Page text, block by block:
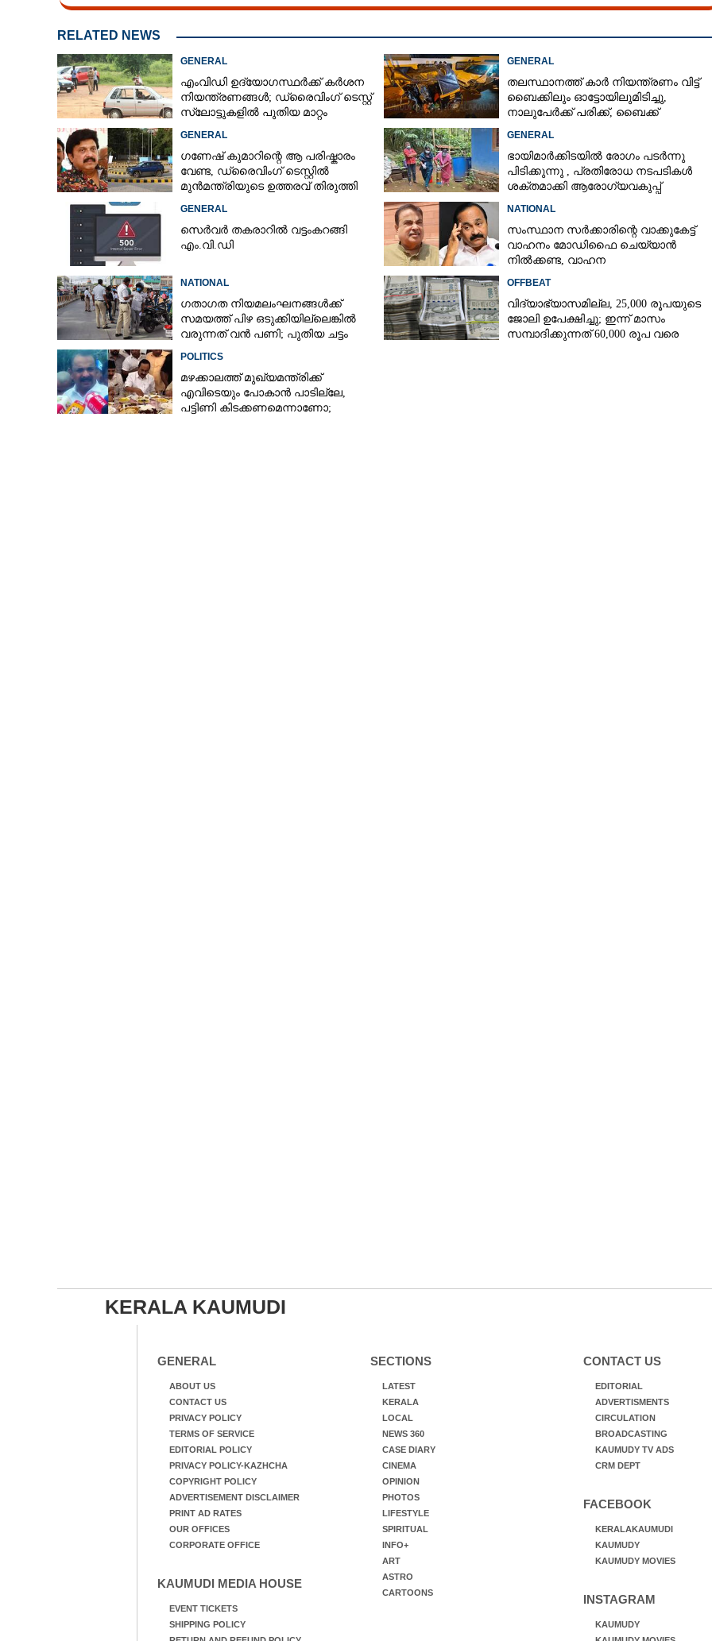
RELATED NEWS
GENERAL
എംവിഡി ഉദ്യോഗസ്ഥർക്ക് കർശന
നിയന്ത്രണങ്ങൾ; ഡ്രൈവിംഗ് ടെസ്റ്റ്
സ്ലോട്ടുകളിൽ പുതിയ മാറ്റം
GENERAL
തലസ്ഥാനത്ത് കാർ നിയന്ത്രണം വിട്ട്
ബൈക്കിലും ഓട്ടോയിലുമിടിച്ചു,​
നാലുപേർക്ക് പരിക്ക്,​ ബൈക്ക്
GENERAL
ഗണേഷ് കുമാറിന്റെ ആ പരിഷ്കാരം
വേണ്ട, ഡ്രൈവിംഗ് ടെസ്റ്റിൽ
മുൻമന്ത്രിയുടെ ഉത്തരവ് തിരുത്തി
GENERAL
ഭായിമാർക്കിടയിൽ രോഗം പടർന്നു
പിടിക്കുന്നു ,​ പ്രതിരോധ നടപടികൾ
ശക്തമാക്കി ആരോഗ്യവകുപ്പ്
GENERAL
സെർവർ തകരാറിൽ വട്ടംകറങ്ങി
എം.വി.ഡി
NATIONAL
സംസ്ഥാന സർക്കാരിന്റെ വാക്കുകേട്ട്
വാഹനം മോഡിഫൈ ചെയ്യാൻ
നിൽക്കണ്ട, വാഹന
NATIONAL
ഗതാഗത നിയമലംഘനങ്ങൾക്ക്
സമയത്ത് പിഴ ഒടുക്കിയില്ലെങ്കിൽ
വരുന്നത് വൻ പണി; പുതിയ ചട്ടം
OFFBEAT
വിദ്യാഭ്യാസമില്ല, 25,000 രൂപയുടെ
ജോലി ഉപേക്ഷിച്ചു; ഇന്ന് മാസം
സമ്പാദിക്കുന്നത് 60,000 രൂപ വരെ
POLITICS
മഴക്കാലത്ത് മുഖ്യമന്ത്രിക്ക്
എവിടെയും പോകാൻ പാടില്ലേ,​
പട്ടിണി കിടക്കണമെന്നാണോ;
KERALA KAUMUDI
GENERAL
ABOUT US
CONTACT US
PRIVACY POLICY
TERMS OF SERVICE
EDITORIAL POLICY
PRIVACY POLICY-KAZHCHA
COPYRIGHT POLICY
ADVERTISEMENT DISCLAIMER
PRINT AD RATES
OUR OFFICES
CORPORATE OFFICE
KAUMUDI MEDIA HOUSE
EVENT TICKETS
SHIPPING POLICY
SECTIONS
LATEST
KERALA
LOCAL
NEWS 360
CASE DIARY
CINEMA
OPINION
PHOTOS
LIFESTYLE
SPIRITUAL
INFO+
ART
ASTRO
CARTOONS
CONTACT US
EDITORIAL
ADVERTISMENTS
CIRCULATION
BROADCASTING
KAUMUDY TV ADS
CRM DEPT
FACEBOOK
KERALAKAUMUDI
KAUMUDY
KAUMUDY MOVIES
INSTAGRAM
KAUMUDY
റെയിൽവെ ഗേറ്റ് അടയ്ക്കുമ്പോഴുള്ള ആ
Share this link